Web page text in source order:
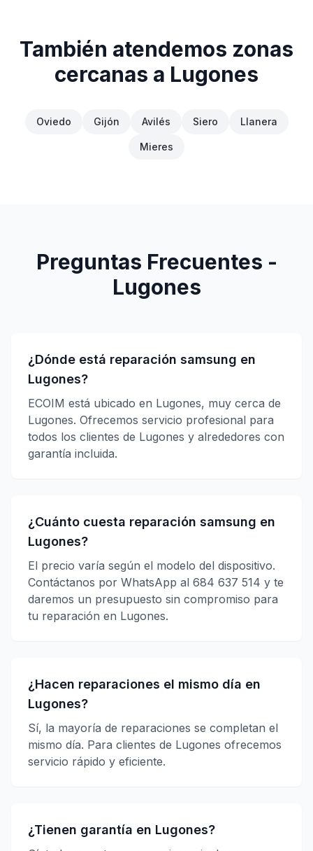
También atendemos zonas
cercanas a Lugones
Oviedo Gijón Avilés Siero Llanera
Mieres
Preguntas Frecuentes -
Lugones
¿Dónde está reparación samsung en
Lugones?
ECOIM está ubicado en Lugones, muy cerca de
Lugones. Ofrecemos servicio profesional para
todos los clientes de Lugones y alrededores con
garantía incluida.
¿Cuánto cuesta reparación samsung en
Lugones?
El precio varía según el modelo del dispositivo.
Contáctanos por WhatsApp al 684 637 514 y te
daremos un presupuesto sin compromiso para
tu reparación en Lugones.
¿Hacen reparaciones el mismo día en
Lugones?
Sí, la mayoría de reparaciones se completan el
mismo día. Para clientes de Lugones ofrecemos
servicio rápido y eficiente.
¿Tienen garantía en Lugones?